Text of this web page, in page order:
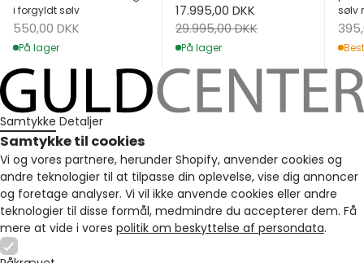
i forgyldt sølv
Salgspris
550,00 DKK
På lager
Salgspris
17.995,00 DKK
Normalpris
29.995,00 DKK
På lager
sølv
Samtykke Detaljer
Samtykke til cookies
Vi og vores partnere, herunder Shopify, anvender cookies og
andre teknologier til at tilpasse din oplevelse, vise dig annoncer
og foretage analyser. Vi vil ikke anvende cookies eller andre
teknologier til disse formål, medmindre du accepterer dem. Få
mere at vide i vores politik om beskyttelse af persondata.